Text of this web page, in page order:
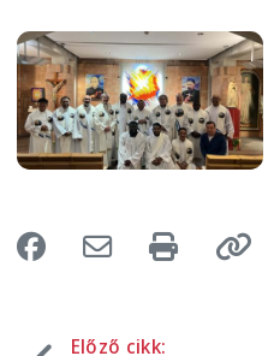
Image
Előző cikk: